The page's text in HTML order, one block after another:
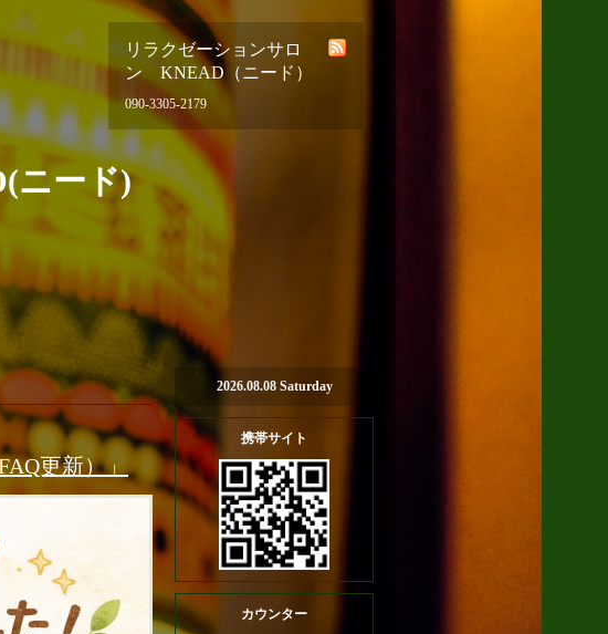
リラクゼーションサロ
ン KNEAD（ニード）
090-3305-2179
ニード)
更新）」
2026.08.08 Saturday
携帯サイト
カウンター